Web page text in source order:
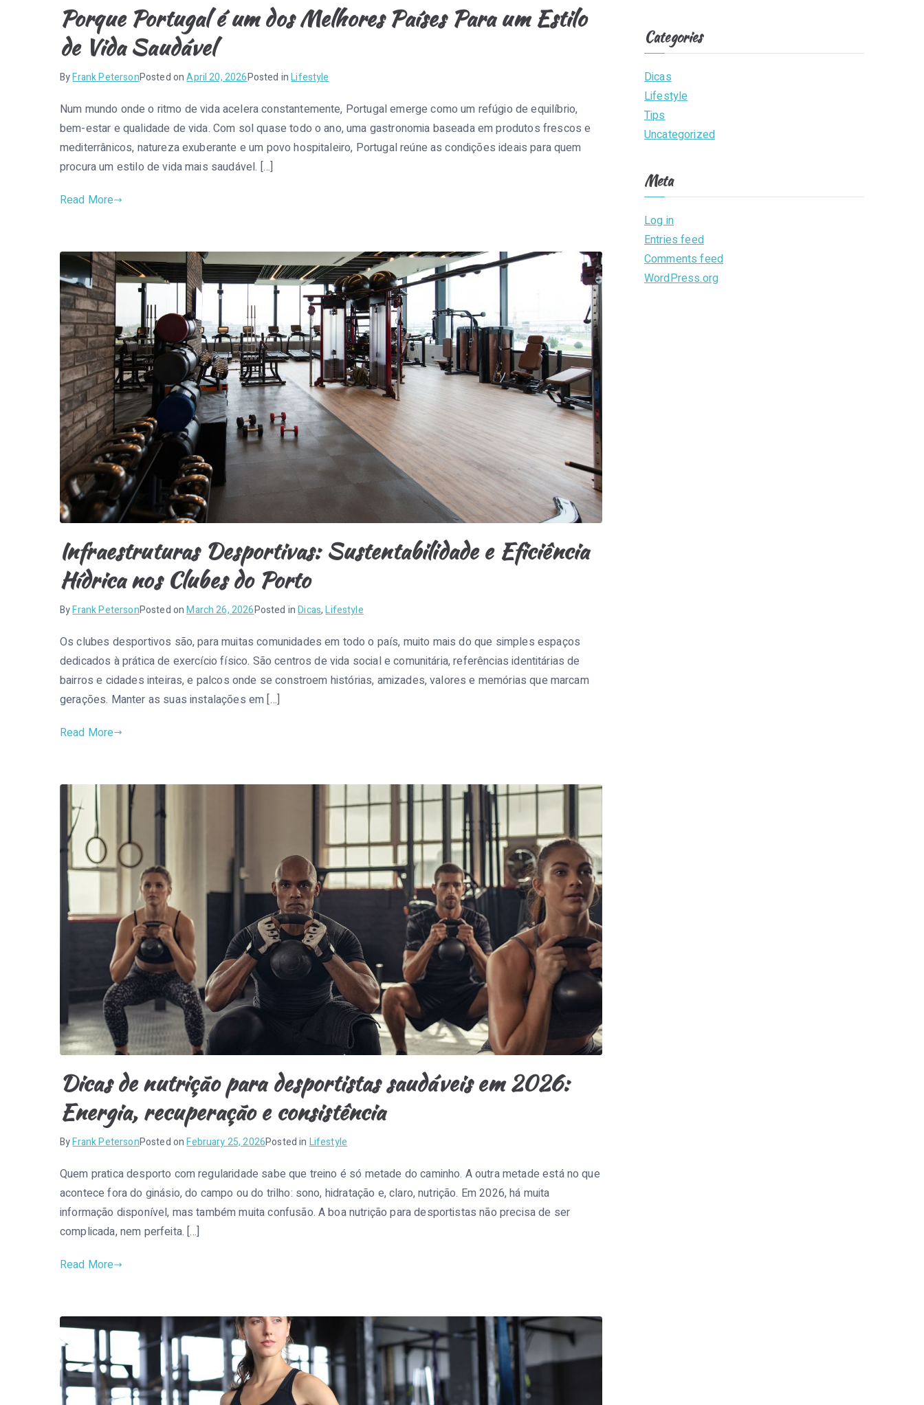
Porque Portugal é um dos Melhores Países Para um Estilo
de Vida Saudável
ByFrank PetersonPosted onApril 20, 2026Posted inLifestyle
Num mundo onde o ritmo de vida acelera constantemente, Portugal emerge como um refúgio de equilíbrio,
bem-estar e qualidade de vida. Com sol quase todo o ano, uma gastronomia baseada em produtos frescos e
mediterrânicos, natureza exuberante e um povo hospitaleiro, Portugal reúne as condições ideais para quem
procura um estilo de vida mais saudável. […]
Read More
Infraestruturas Desportivas: Sustentabilidade e Eficiência
Hídrica nos Clubes do Porto
ByFrank PetersonPosted onMarch 26, 2026Posted inDicas,Lifestyle
Os clubes desportivos são, para muitas comunidades em todo o país, muito mais do que simples espaços
dedicados à prática de exercício físico. São centros de vida social e comunitária, referências identitárias de
bairros e cidades inteiras, e palcos onde se constroem histórias, amizades, valores e memórias que marcam
gerações. Manter as suas instalações em […]
Read More
Dicas de nutrição para desportistas saudáveis em 2026:
Energia, recuperação e consistência
ByFrank PetersonPosted onFebruary 25, 2026Posted in Lifestyle
Quem pratica desporto com regularidade sabe que treino é só metade do caminho. A outra metade está no que
acontece fora do ginásio, do campo ou do trilho: sono, hidratação e, claro, nutrição. Em 2026, há muita
informação disponível, mas também muita confusão. A boa nutrição para desportistas não precisa de ser
complicada, nem perfeita. […]
Read More
Categories
Dicas
Lifestyle
Tips
Uncategorized
Meta
Log in
Entries feed
Comments feed
WordPress.org